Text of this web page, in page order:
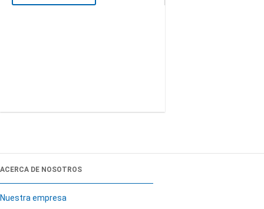
ACERCA DE NOSOTROS
Nuestra empresa